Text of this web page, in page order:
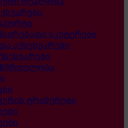
სკუტერები
აქსესუარები
ტრიმერები